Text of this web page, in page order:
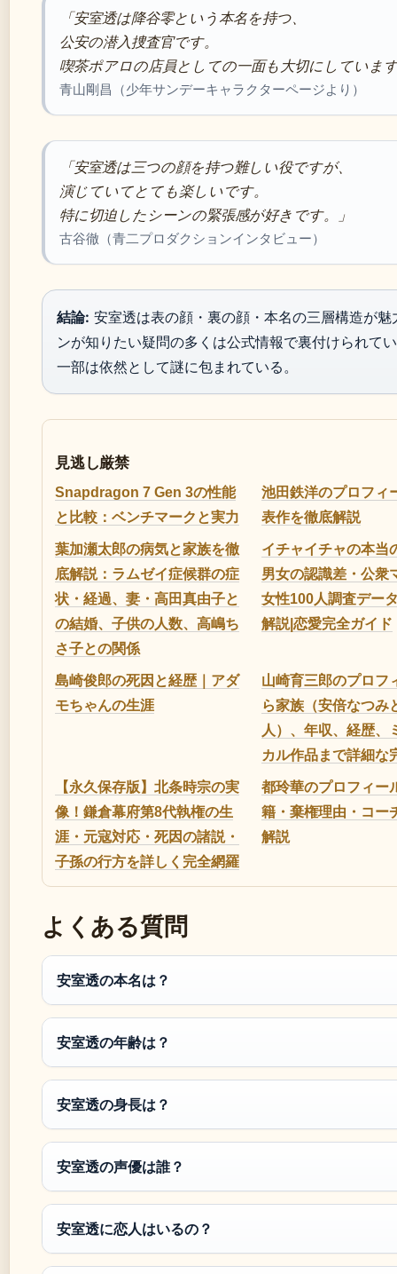
「安室透は降谷零という本名を持つ、
公安の潜入捜査官です。
喫茶ポアロの店員としての一面も大切にしていま
青山剛昌（少年サンデーキャラクターページより）
「安室透は三つの顔を持つ難しい役ですが、
演じていてとても楽しいです。
特に切迫したシーンの緊張感が好きです。」
古谷徹（青二プロダクションインタビュー）
結論: 安室透は表の顔・裏の顔・本名の三層構造が魅
ンが知りたい疑問の多くは公式情報で裏付けられて
一部は依然として謎に包まれている。
見逃し厳禁
Snapdragon 7 Gen 3の性能
と比較：ベンチマークと実力
池田鉄洋のプロフィ
表作を徹底解説
葉加瀬太郎の病気と家族を徹
底解説：ラムゼイ症候群の症
状・経過、妻・高田真由子と
の結婚、子供の人数、高嶋ち
さ子との関係
イチャイチャの本当
男女の認識差・公衆
女性100人調査デー
解説|恋愛完全ガイド
島崎俊郎の死因と経歴｜アダ
モちゃんの生涯
山崎育三郎のプロフ
ら家族（安倍なつみ
人）、年収、経歴、
カル作品まで詳細な
【永久保存版】北条時宗の実
像！鎌倉幕府第8代執権の生
涯・元寇対応・死因の諸説・
子孫の行方を詳しく完全網羅
都玲華のプロフィー
籍・棄権理由・コー
解説
よくある質問
安室透の本名は？
安室透の年齢は？
安室透の身長は？
安室透の声優は誰？
安室透に恋人はいるの？